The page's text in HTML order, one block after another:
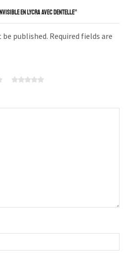
EN LYCRA AVEC DENTELLE”
published. Required fields are